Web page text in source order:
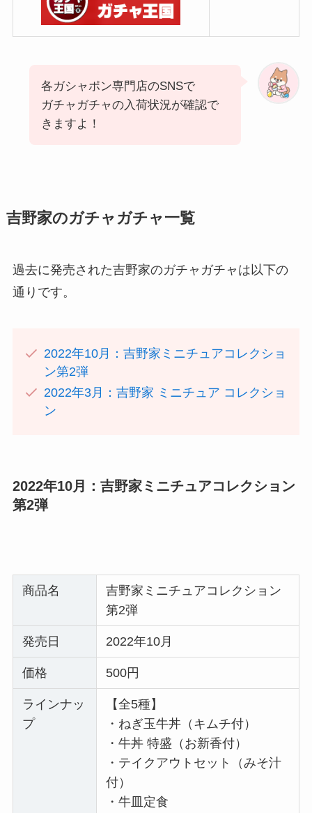
各ガシャポン専門店のSNSで
ガチャガチャの入荷状況が確認で
きますよ！
吉野家のガチャガチャ一覧
過去に発売された吉野家のガチャガチャは以下の
通りです。
2022年10月：吉野家ミニチュアコレクショ
ン第2弾
2022年3月：吉野家 ミニチュア コレクショ
ン
2022年10月：吉野家ミニチュアコレクション
第2弾
商品名
吉野家ミニチュアコレクション
第2弾
発売日 2022年10月
価格 500円
ラインナッ
プ
【全5種】
・ねぎ玉牛丼（キムチ付）
・牛丼 特盛（お新香付）
・テイクアウトセット（みそ汁
付）
・牛皿定食